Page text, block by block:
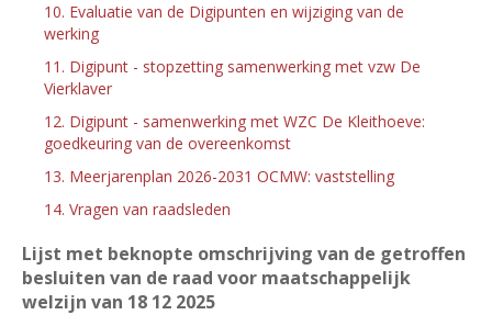
10. Evaluatie van de Digipunten en wijziging van de
werking
11. Digipunt - stopzetting samenwerking met vzw De
Vierklaver
12. Digipunt - samenwerking met WZC De Kleithoeve:
goedkeuring van de overeenkomst
13. Meerjarenplan 2026-2031 OCMW: vaststelling
14. Vragen van raadsleden
Lijst met beknopte omschrijving van de getroffen
besluiten van de raad voor maatschappelijk
welzijn van 18 12 2025